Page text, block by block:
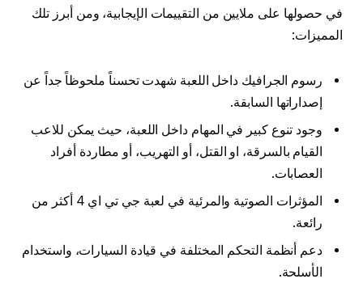
في حصولها على ملايين من التقييمات الإيجابية، ومن أبرز تلك
المميزات:
رسوم الجرافيك داخل اللعبة شهدت تحسناً ملحوظاً جداً عن
إصداراتها السابقة.
وجود تنوع كبير في المهام داخل اللعبة، حيث يمكن للاعب
القيام بالسرقة، او القتل، أو التهريب، أو مطاردة أفراد
العصابات.
المؤثرات الصوتية والمرئية في لعبة جي تي اي 4 أكثر من
رائعة.
دعم أنظمة التحكم المختلفة في قيادة السيارات، واستخدام
الأسلحة.